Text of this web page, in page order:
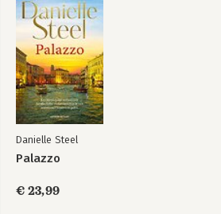
Bevrijding
Bekijk alle boeken
Danielle Steel
Palazzo
€ 23,99